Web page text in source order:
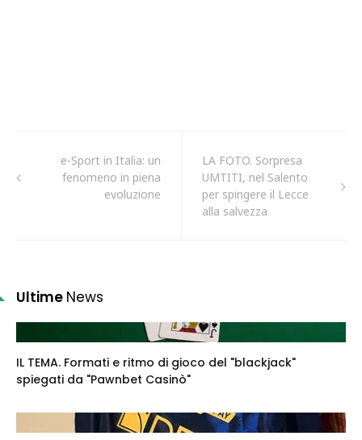
e-Sport in Italia: un
fenomeno in piena
evoluzione
LA FOTO. Sorpresa
UMTITI, nel Salento
per spingere il Lecce
alla salvezza
Ultime News
IL TEMA. Formati e ritmo di gioco del "blackjack"
spiegati da "Pawnbet Casinò"